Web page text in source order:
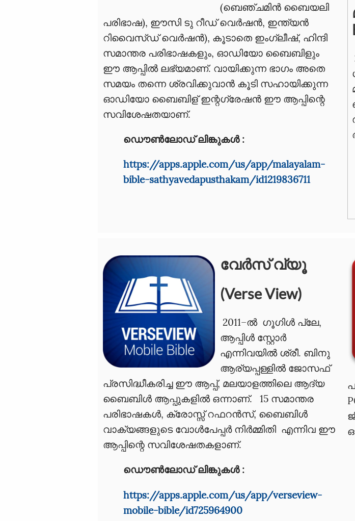
(ബെഞ്ചമിന്‍ ബൈയലി
പരിഭാഷ), ഈസി ടു റീഡ് വെര്‍ഷന്‍, ഇന്ത്യന്‍
റിവൈസ്ഡ് വെര്‍ഷന്‍), കൂടാതെ ഇംഗ്ലീഷ്, ഹിന്ദി
സമാന്തര പരിഭാഷകളും, ഓഡിയോ ബൈബിളും
ഈ ആപ്പിൽ ലഭ്യമാണ്. വായിക്കുന്ന ഭാഗം അതെ
സമയം തന്നെ ശ്രവിക്കുവാന്‍ കൂടി സഹായിക്കുന്ന
ഓഡിയോ ബൈബിള് ഇന്റഗ്രേഷന്‍ ഈ ആപ്പിന്റെ
സവിശേഷതയാണ്.
ഡൌൺലോഡ് ലിങ്കുകൾ :
https://apps.apple.com/us/app/malayalam-
bible-sathyavedapusthakam/id1219836711
വേര്‍സ് വ്യൂ
(Verse View)
2011–ല്‍ ഗൂഗിൾ പ്ലേ,
ആപ്പിൾ സ്റ്റോർ
എന്നിവയിൽ ശ്രീ. ബിനു
ആര്യപ്പള്ളിൽ ജോസഫ്
പ്രസിദ്ധീകരിച്ച ഈ ആപ്പ്, മലയാളത്തിലെ ആദ്യ
ബൈബിൾ ആപ്പുകളിൽ ഒന്നാണ്. 15 സമാന്തര
പരിഭാഷകൾ, ക്രോസ്സ് റഫറൻസ്, ബൈബിൾ
വാക്യങ്ങളുടെ വോൾപേപ്പർ നിർമ്മിതി എന്നിവ ഈ
ആപ്പിന്റെ സവിശേഷതകളാണ്.
ഡൌൺലോഡ് ലിങ്കുകൾ :
https://apps.apple.com/us/app/verseview-
mobile-bible/id725964900